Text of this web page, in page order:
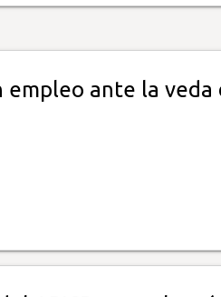
empleo ante la veda